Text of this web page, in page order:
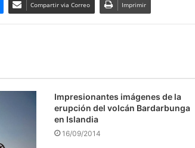
Compartir via Correo Imprimir
Impresionantes imágenes de la
erupción del volcán Bardarbunga
en Islandia
16/09/2014